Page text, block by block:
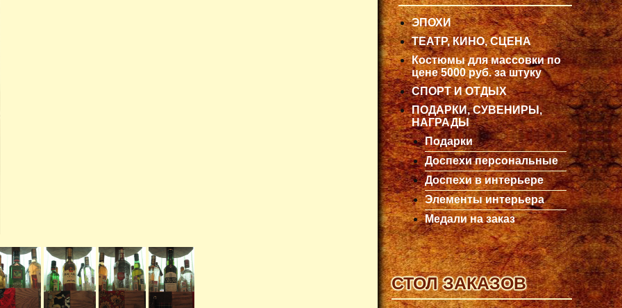
ЭПОХИ
ТЕАТР, КИНО, СЦЕНА
Костюмы для массовки по
цене 5000 руб. за штуку
СПОРТ И ОТДЫХ
ПОДАРКИ, СУВЕНИРЫ,
НАГРАДЫ
Подарки
Доспехи персональные
Доспехи в интерьере
Элементы интерьера
Медали на заказ
СТОЛ ЗАКАЗОВ